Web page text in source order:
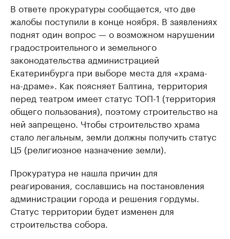
В ответе прокуратуры сообщается, что две
жалобы поступили в конце ноября. В заявлениях
поднят один вопрос — о возможном нарушении
градостроительного и земельного
законодательства администрацией
Екатеринбурга при выборе места для «храма-
на-драме». Как поясняет Балтина, территория
перед театром имеет статус ТОП-1 (территория
общего пользования), поэтому строительство на
ней запрещено. Чтобы строительство храма
стало легальным, земли должны получить статус
Ц5 (религиозное назначение земли).
Прокуратура не нашла причин для
реагирования, сославшись на постановления
администрации города и решения гордумы.
Статус территории будет изменен для
строительства собора.